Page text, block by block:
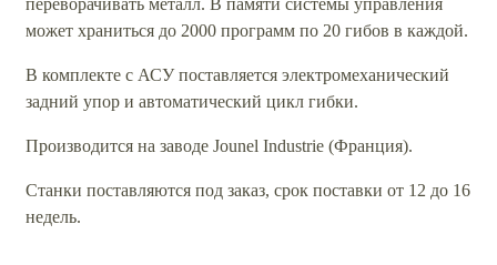
может храниться до 2000 программ по 20 гибов в каждой.
В комплекте с АСУ поставляется электромеханический
задний упор и автоматический цикл гибки.
Производится на заводе Jounel Industrie (Франция).
Станки поставляются под заказ, срок поставки от 12 до 16
недель.